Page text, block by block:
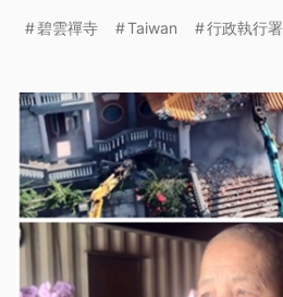
碧雲禪寺 Taiwan 行政執行署